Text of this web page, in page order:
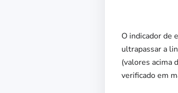
O indicador de
ultrapassar a
(valores acima
verificado em